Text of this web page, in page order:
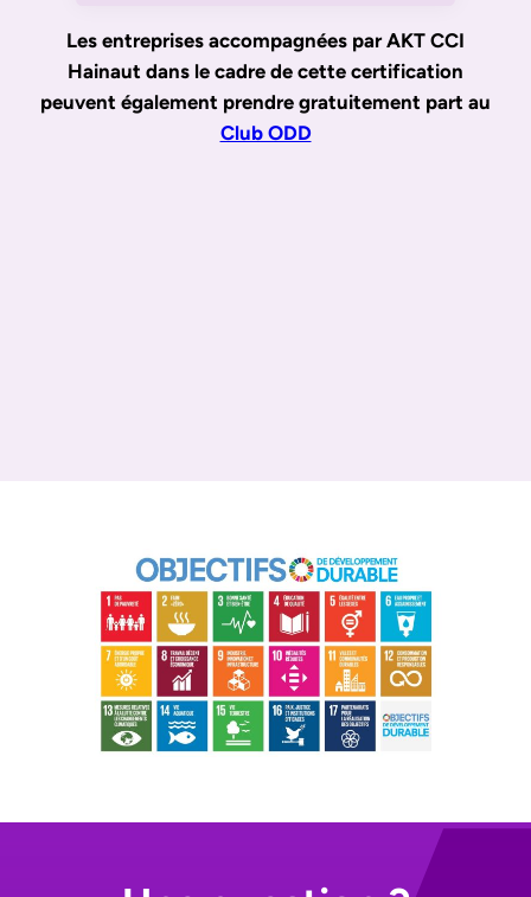
Les entreprises accompagnées par AKT CCI
Hainaut dans le cadre de cette certification
peuvent également prendre gratuitement part au
Club ODD